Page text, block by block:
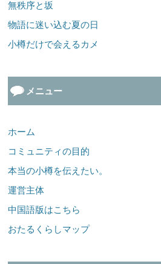
無秩序と坂
物語に迷い込む夏の日
小樽だけで会えるカメ
メニュー
ホーム
コミュニティの目的
本当の小樽を伝えたい。
運営主体
中国語版はこちら
おたるくらしマップ